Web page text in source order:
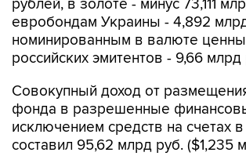
рублей, в золоте - минус 73,111
евробондам Украины - 4,892
номинированным в валюте
российских эмитентов - 9,66 млрд
Совокупный доход от
фонда в разрешенные
исключением средств на счетах
составил 95,62 млрд руб. ($1,235